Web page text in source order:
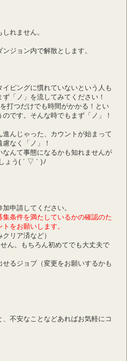
れません。
ジョン内で解散とします。
ピングに慣れていないという人も
「ノ」を流してみてください！
打つだけでも時間がかかる！とい
です。そんな時でもまず「ノ」！
んじゃった、カウントが始まって
なく「ノ」！
なんて事態になるかも知れませんが
ょう( ´ ▽ ` )ﾉ
申請してください。
条件を満たしているかの確認のた
をお願いします。
リア済など）
ん。もちろん初めてでも大丈夫で
せるジョブ（変更をお願いするかも
不安なことなどあればお気軽にコ